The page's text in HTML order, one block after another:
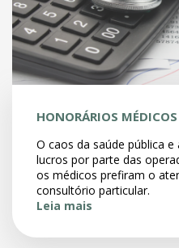
HONORÁRIOS MÉDICOS
O caos da saúde pública
lucros por parte das
os médicos prefiram o
consultório particular.
Leia mais